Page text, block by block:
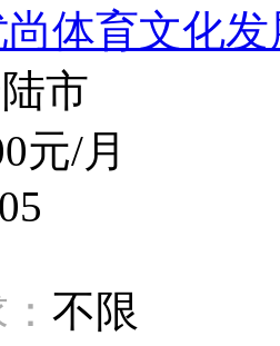
体育文化
市
元/月
不限